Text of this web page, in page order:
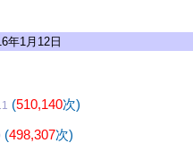
年1月12日
(510,140次)
(498,307次)